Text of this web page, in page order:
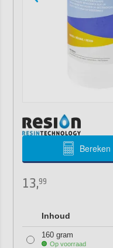
13,99
Inhoud
160 gram
Op voorraad